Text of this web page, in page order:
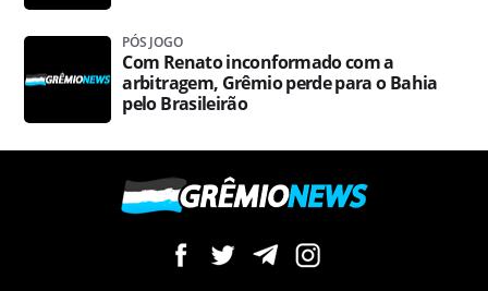
PÓS JOGO
Com Renato inconformado com a
arbitragem, Grêmio perde para o Bahia
pelo Brasileirão